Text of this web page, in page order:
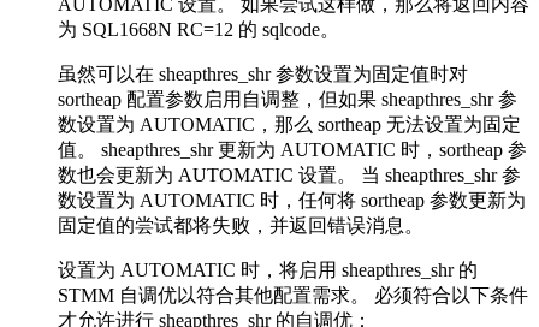
为 SQL1668N RC=12 的 sqlcode。
虽然可以在 sheapthres_shr参数设置为固定值时对
sortheap 配置参数启用自调整，但如果 sheapthres_shr参
数设置为 AUTOMATIC ，那么 sortheap 无法设置为固定
值。 sheapthres_shr更新为 AUTOMATIC 时， sortheap 参
数也会更新为 AUTOMATIC 设置。 当 sheapthres_shr参
数设置为 AUTOMATIC 时，任何将 sortheap 参数更新为
固定值的尝试都将失败，并返回错误消息。
设置为 AUTOMATIC 时，将启用 sheapthres_shr的
STMM 自调优以符合其他配置需求。 必须符合以下条件
才允许进行 sheapthres_shr的自调优：